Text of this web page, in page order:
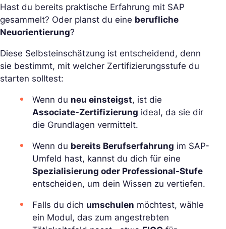
Hast du bereits praktische Erfahrung mit SAP
gesammelt? Oder planst du eine berufliche
Neuorientierung?
Diese Selbsteinschätzung ist entscheidend, denn
sie bestimmt, mit welcher Zertifizierungsstufe du
starten solltest:
Wenn du neu einsteigst, ist die
Associate-Zertifizierung ideal, da sie dir
die Grundlagen vermittelt.
Wenn du bereits Berufserfahrung im SAP-
Umfeld hast, kannst du dich für eine
Spezialisierung oder Professional-Stufe
entscheiden, um dein Wissen zu vertiefen.
Falls du dich umschulen möchtest, wähle
ein Modul, das zum angestrebten